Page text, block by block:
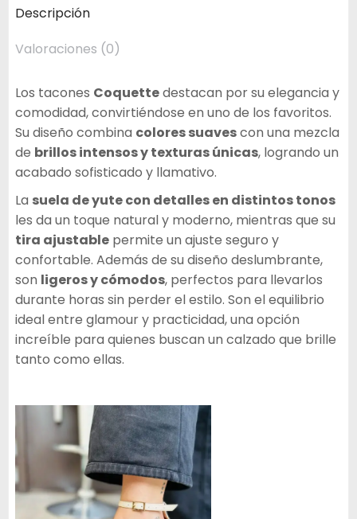
Descripción
Valoraciones (0)
Los tacones Coquettedestacan por su elegancia y
comodidad, convirtiéndose en uno de los favoritos.
Su diseño combina colores suavescon una mezcla
de brillos intensos y texturas únicas, logrando un
acabado sofisticado y llamativo.
La suela de yute con detalles en distintos tonos
les da un toque natural y moderno, mientras que su
tira ajustable permite un ajuste seguro y
confortable. Además de su diseño deslumbrante,
son ligeros y cómodos, perfectos para llevarlos
durante horas sin perder el estilo. Son el equilibrio
ideal entre glamour y practicidad, una opción
increíble para quienes buscan un calzado que brille
tanto como ellas.